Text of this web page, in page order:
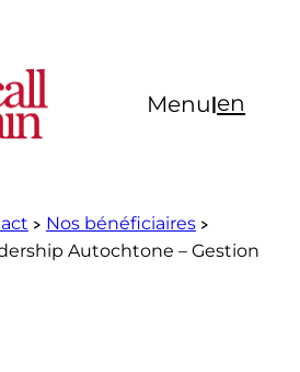
Menu|en
Nos bénéficiaires
Autochtone – Gestion